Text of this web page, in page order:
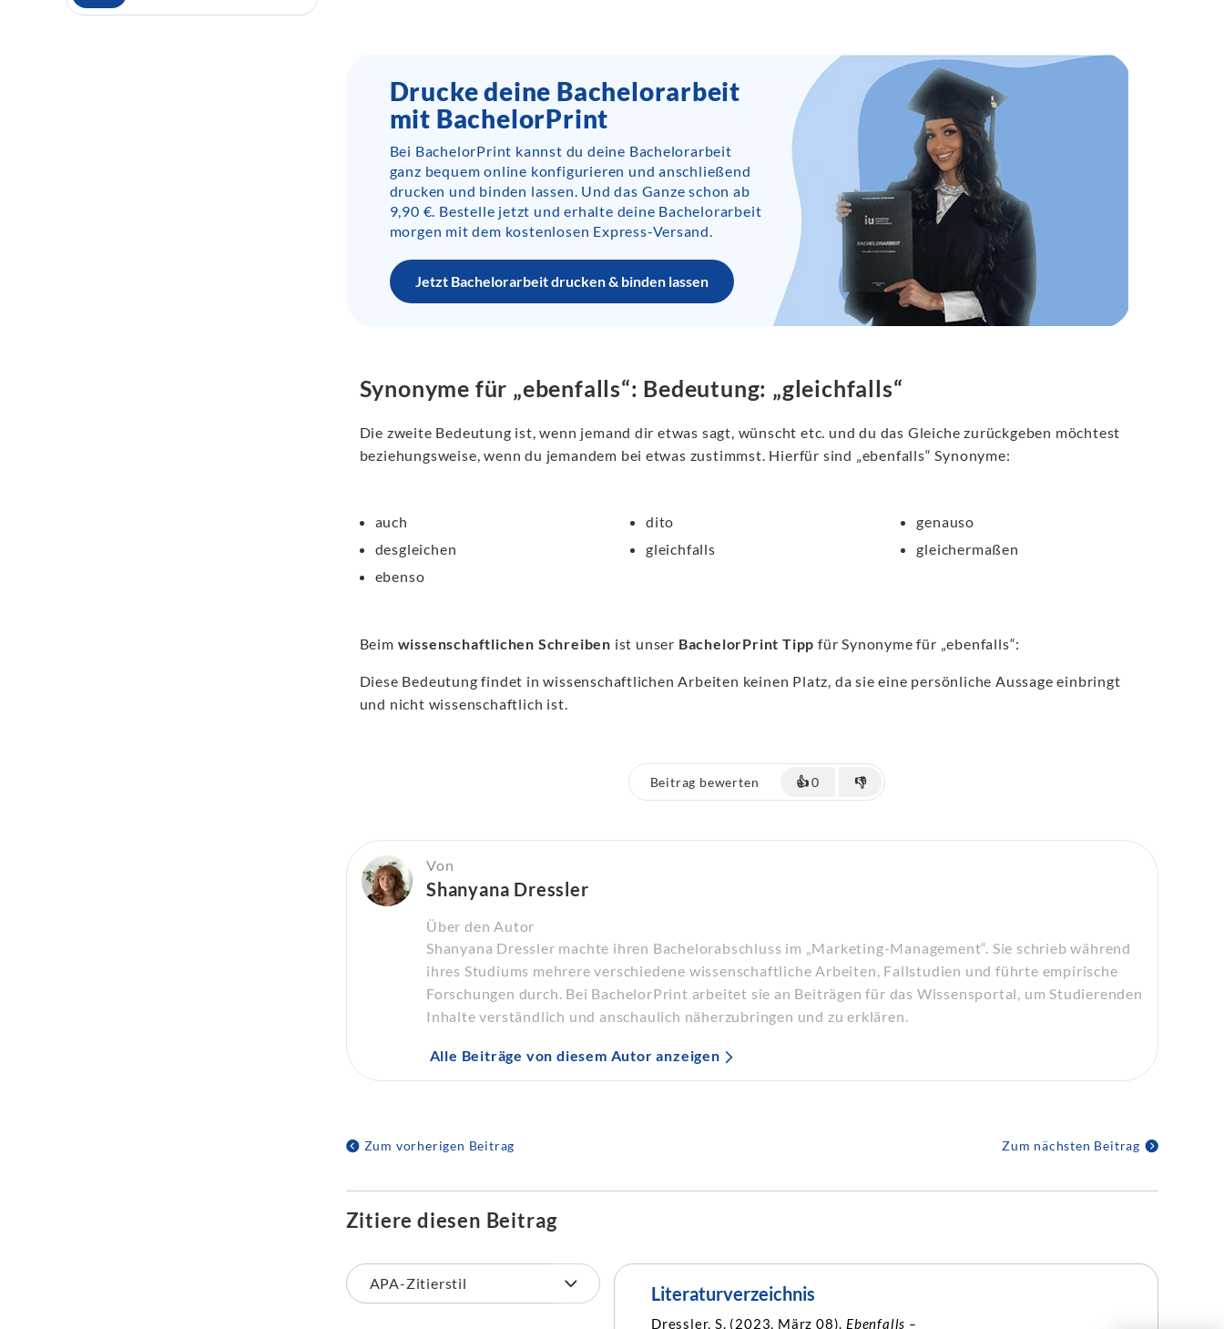
Drucke deine Bachelorarbeit
mit BachelorPrint
Bei BachelorPrint kannst du deine Bachelorarbeit
ganz bequem online konfigurieren und anschließend
drucken und binden lassen. Und das Ganze schon ab
9,90 €. Bestelle jetzt und erhalte deine Bachelorarbeit
morgen mit dem kostenlosen Express-Versand.
Jetzt Bachelorarbeit drucken & binden lassen
Synonyme für „ebenfalls“: Bedeutung: „gleichfalls“
Die zweite Bedeutung ist, wenn jemand dir etwas sagt, wünscht etc. und du das Gleiche zurückgeben möchtest
beziehungsweise, wenn du jemandem bei etwas zustimmst. Hierfür sind „ebenfalls“ Synonyme:
auch
desgleichen
ebenso
dito
gleichfalls
genauso
gleichermaßen
Beim wissenschaftlichen Schreiben ist unser BachelorPrint Tipp für Synonyme für „ebenfalls“:
Diese Bedeutung findet in wissenschaftlichen Arbeiten keinen Platz, da sie eine persönliche Aussage einbringt
und nicht wissenschaftlich ist.
Beitrag bewerten 👍0 👎
Von
Shanyana Dressler
Über den Autor
Shanyana Dressler machte ihren Bachelorabschluss im „Marketing-Management“. Sie schrieb während
ihres Studiums mehrere verschiedene wissenschaftliche Arbeiten, Fallstudien und führte empirische
Forschungen durch. Bei BachelorPrint arbeitet sie an Beiträgen für das Wissensportal, um Studierenden
Inhalte verständlich und anschaulich näherzubringen und zu erklären.
Alle Beiträge von diesem Autor anzeigen
Zum vorherigen Beitrag Zum nächsten Beitrag
Zitiere diesen Beitrag
Literaturverzeichnis
Dressler, S. (2023, März 08). Ebenfalls –